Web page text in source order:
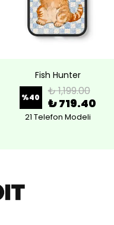
Fish Hunter
%40 ₺ 1,199.00
₺ 719.40
21 Telefon Modeli